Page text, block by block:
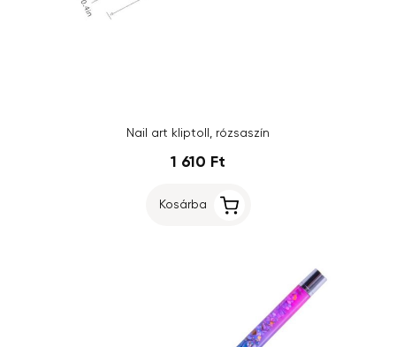
Nail art kliptoll, rózsaszín
1 610 Ft
Kosárba